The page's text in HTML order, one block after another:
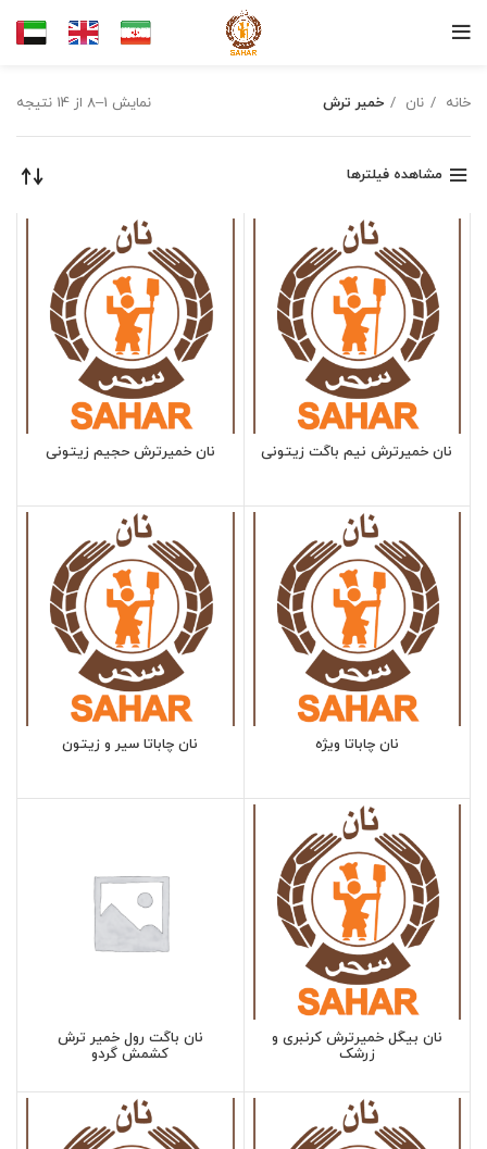
خانه نان خمیر ترش نمایش 1–8 از 14 نتیجه
مشاهده فیلترها
نان خمیرترش نیم باگت زیتونی نان خمیرترش حجیم زیتونی
نان چاباتا ویژه نان چاباتا سیر و زیتون
نان بیگل خمیرترش کرنبری و
زرشک
نان باگت رول خمیر ترش
کشمش گردو